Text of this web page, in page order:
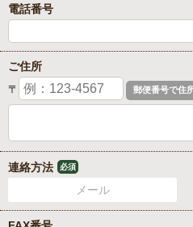
電話番号
ご住所
〒
連絡方法 必須
メール